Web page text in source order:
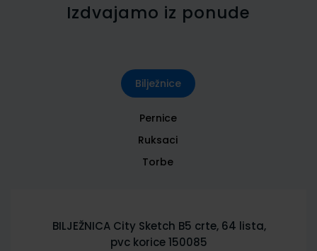
Izdvajamo iz ponude
Bilježnice
Pernice
Ruksaci
Torbe
BILJEŽNICA City Sketch B5 crte, 64 lista,
pvc korice 150085